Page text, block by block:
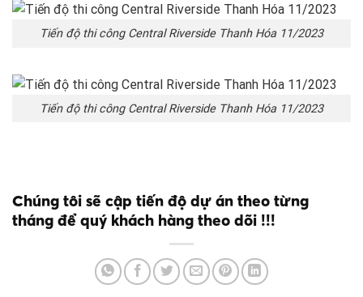
Tiến độ thi công Central Riverside Thanh Hóa 11/2023
Tiến độ thi công Central Riverside Thanh Hóa 11/2023
Chúng tôi sẽ cập tiến độ dự án theo từng
tháng để quý khách hàng theo dõi !!!